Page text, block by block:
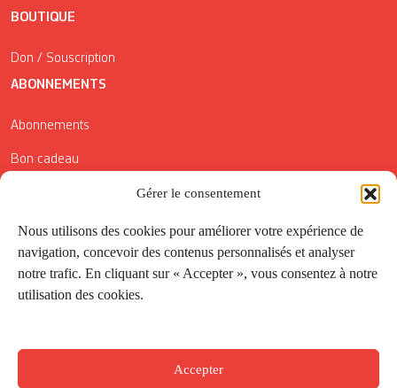
Gérer le consentement
Nous utilisons des cookies pour améliorer votre expérience de
navigation, concevoir des contenus personnalisés et analyser
notre trafic. En cliquant sur « Accepter », vous consentez à notre
utilisation des cookies.
Accepter
BOUTIQUE
Don / Souscription
ABONNEMENTS
Abonnements
Bon cadeau
Conditions générales de vente
Réductions de la Carte Côté Courrier
Application